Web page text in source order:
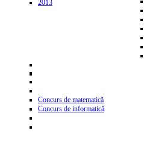
2013
Concurs de matematică
Concurs de informatică